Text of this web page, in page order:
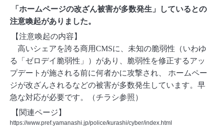
「ホームページの改ざん被害が多数発生」しているとの
注意喚起がありました。
【注意喚起の内容】
高いシェアを誇る商用CMSに、未知の脆弱性（いわゆ
る「ゼロデイ脆弱性」）があり、脆弱性を修正するアッ
プデートが施される前に何者かに攻撃され、
ホームペー
ジが改ざんされるなどの被害が多数発生しています。早
急な対応が必要です。（チラシ参照）
【関連ページ】
https://www.pref.yamanashi.jp/police/kurashi/cyber/index.html